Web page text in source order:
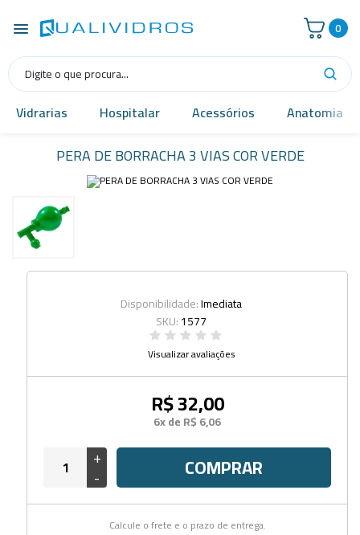
0
Vidrarias Hospitalar Acessórios Anatomia
PERA DE BORRACHA 3 VIAS COR VERDE
Disponibilidade:Imediata
SKU:1577
Visualizar avaliações
R$ 32,00
6x de R$ 6,06
+
- COMPRAR
Calcule o frete e o prazo de entrega.